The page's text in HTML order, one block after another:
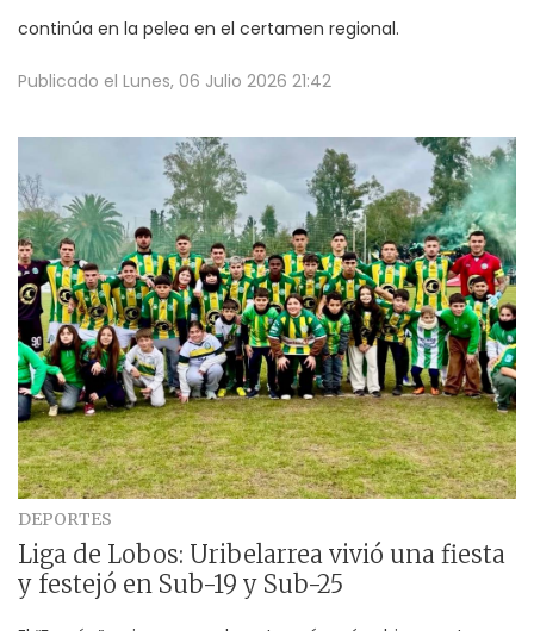
continúa en la pelea en el certamen regional.
Publicado el Lunes, 06 Julio 2026 21:42
DEPORTES
Liga de Lobos: Uribelarrea vivió una fiesta
y festejó en Sub-19 y Sub-25